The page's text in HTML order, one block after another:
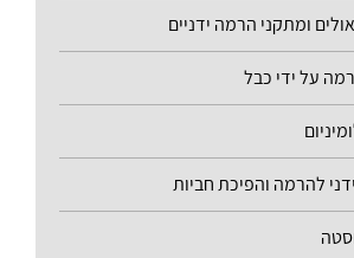
ומתקני הרמה ידניים
על ידי כבל
להרמה והפיכת חביות